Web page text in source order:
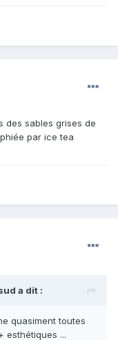
des sables grises de
par ice tea
a dit :
quasiment toutes
esthétiques ...